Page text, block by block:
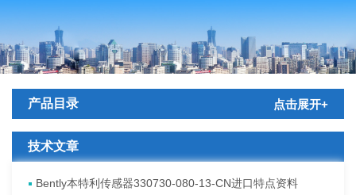
产品目录 点击展开+
技术文章
Bently本特利传感器330730-080-13-CN进口特点资料